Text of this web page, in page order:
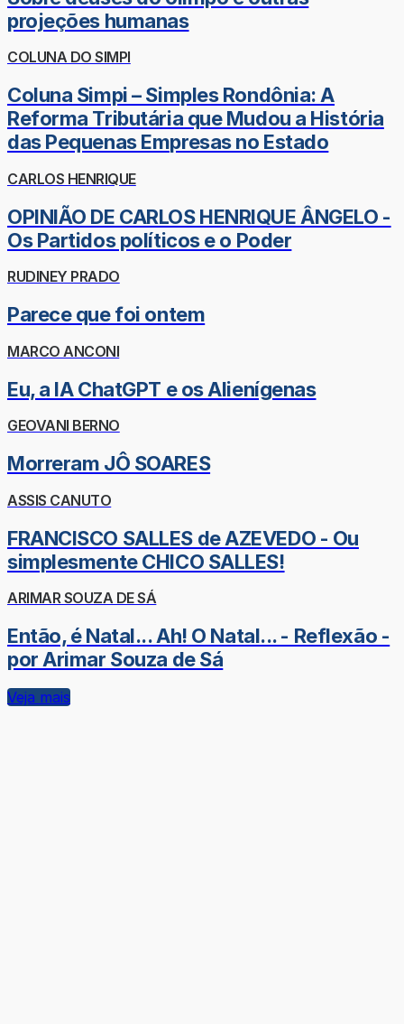
projeções humanas
COLUNA DO SIMPI
Coluna Simpi – Simples Rondônia: A
Reforma Tributária que Mudou a História
das Pequenas Empresas no Estado
CARLOS HENRIQUE
OPINIÃO DE CARLOS HENRIQUE ÂNGELO -
Os Partidos políticos e o Poder
RUDINEY PRADO
Parece que foi ontem
MARCO ANCONI
Eu, a IA ChatGPT e os Alienígenas
GEOVANI BERNO
Morreram JÔ SOARES
ASSIS CANUTO
FRANCISCO SALLES de AZEVEDO - Ou
simplesmente CHICO SALLES!
ARIMAR SOUZA DE SÁ
Então, é Natal... Ah! O Natal... - Reflexão -
por Arimar Souza de Sá
Veja mais